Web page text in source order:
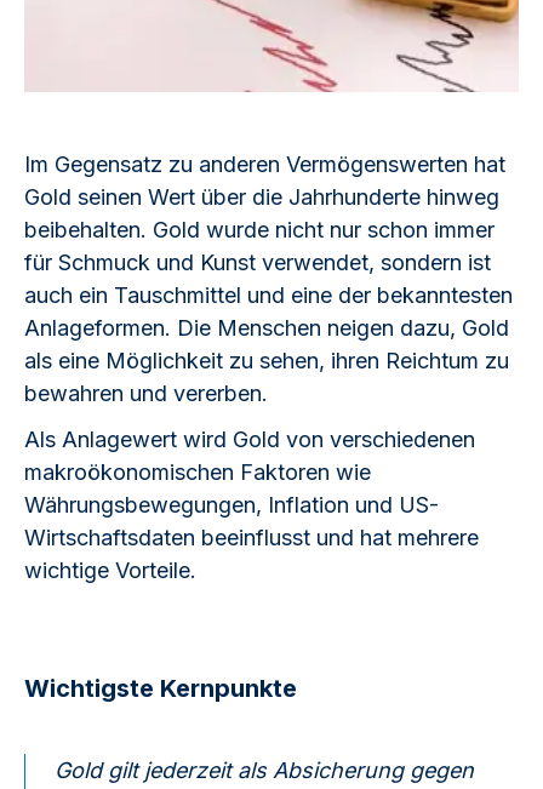
Im Gegensatz zu anderen Vermögenswerten hat
Gold seinen Wert über die Jahrhunderte hinweg
beibehalten. Gold wurde nicht nur schon immer
für Schmuck und Kunst verwendet, sondern ist
auch ein Tauschmittel und eine der bekanntesten
Anlageformen. Die Menschen neigen dazu, Gold
als eine Möglichkeit zu sehen, ihren Reichtum zu
bewahren und vererben.
Als Anlagewert wird Gold von verschiedenen
makroökonomischen Faktoren wie
Währungsbewegungen, Inflation und US-
Wirtschaftsdaten beeinflusst und hat mehrere
wichtige Vorteile.
Wichtigste Kernpunkte
Gold gilt jederzeit als Absicherung gegen